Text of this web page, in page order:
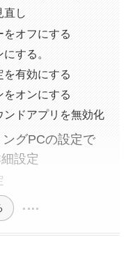
直し
をオフにする
する。
を有効にする
をオンにする
ンドアプリを無効化
ングPCの設定で
設定